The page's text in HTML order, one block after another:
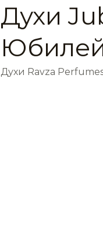
Духи
Духи Ravza